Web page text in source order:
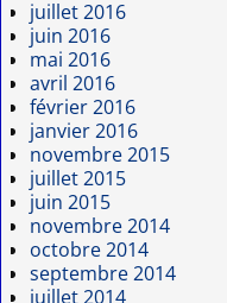
juillet 2016
juin 2016
mai 2016
avril 2016
février 2016
janvier 2016
novembre 2015
juillet 2015
juin 2015
novembre 2014
octobre 2014
septembre 2014
juillet 2014